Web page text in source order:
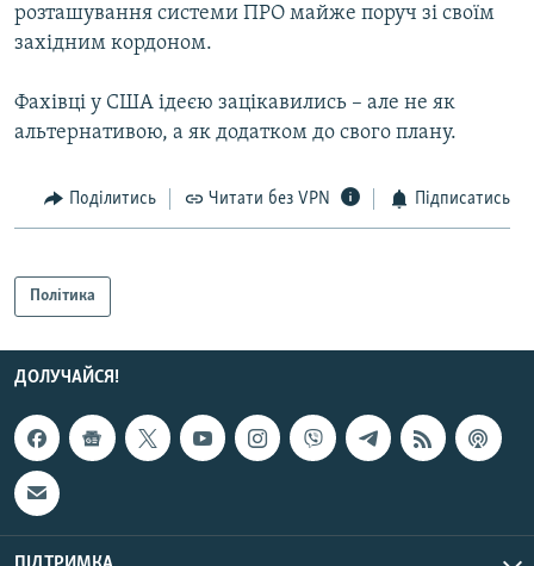
розташування системи ПРО майже поруч зі своїм
західним кордоном.
Фахівці у США ідеєю зацікавились – але не як
альтернативою, а як додатком до свого плану.
Поділитись Читати без VPN Підписатись
Політика
ДОЛУЧАЙСЯ!